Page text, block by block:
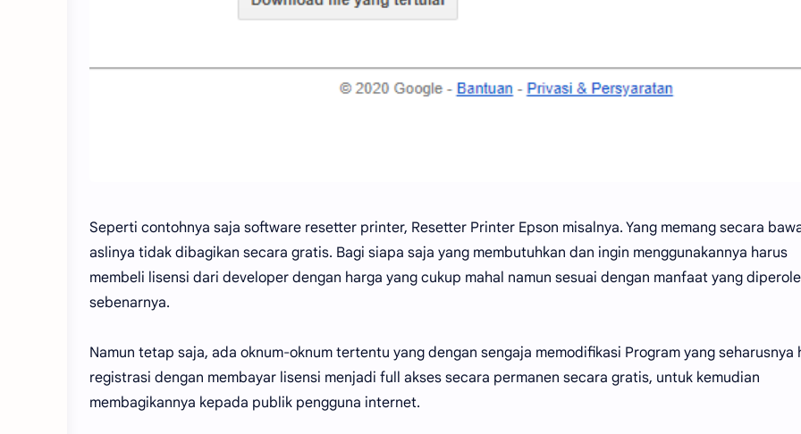
Seperti contohnya saja software resetter printer, Resetter Printer Epson misalnya. Yang memang secara
aslinya tidak dibagikan secara gratis. Bagi siapa saja yang membutuhkan dan ingin menggunakannya harus
membeli lisensi dari developer dengan harga yang cukup mahal namun sesuai dengan manfaat yang
sebenarnya.
Namun tetap saja, ada oknum-oknum tertentu yang dengan sengaja memodifikasi Program yang seharusnya
registrasi dengan membayar lisensi menjadi full akses secara permanen secara gratis, untuk kemudian
membagikannya kepada publik pengguna internet.